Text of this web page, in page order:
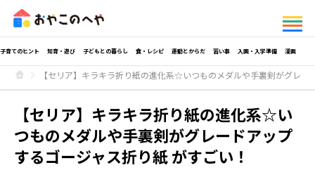
子育てのヒント 知育・遊び 子どもとの暮らし 食・レシピ 運動とからだ 習い事 入園・入学準備 漫画
【セリア】キラキラ折り紙の進化系☆いつものメダルや手裏剣がグレ
【セリア】キラキラ折り紙の進化系☆い
つものメダルや手裏剣がグレードアップ
するゴージャス折り紙 がすごい！